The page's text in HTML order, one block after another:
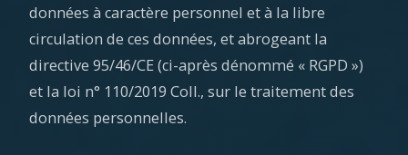
données à caractère personnel et à la libre
circulation de ces données, et abrogeant la
directive 95/46/CE (ci-après dénommé « RGPD »)
et la loi n° 110/2019 Coll., sur le traitement des
données personnelles.